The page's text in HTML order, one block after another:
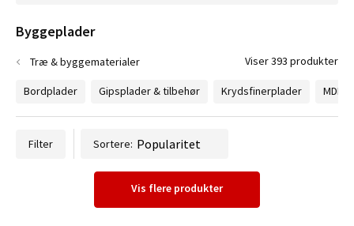
Filter Sortere:
Vis flere produkter
Byggeplader
Træ & byggematerialer Viser 393 produkter
Bordplader Gipsplader & tilbehør Krydsfinerplader MDF-